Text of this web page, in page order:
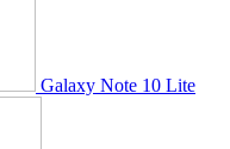
Galaxy Note 10 Lite